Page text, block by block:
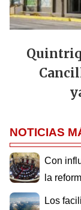
NOTICIAS
Con
la
Los